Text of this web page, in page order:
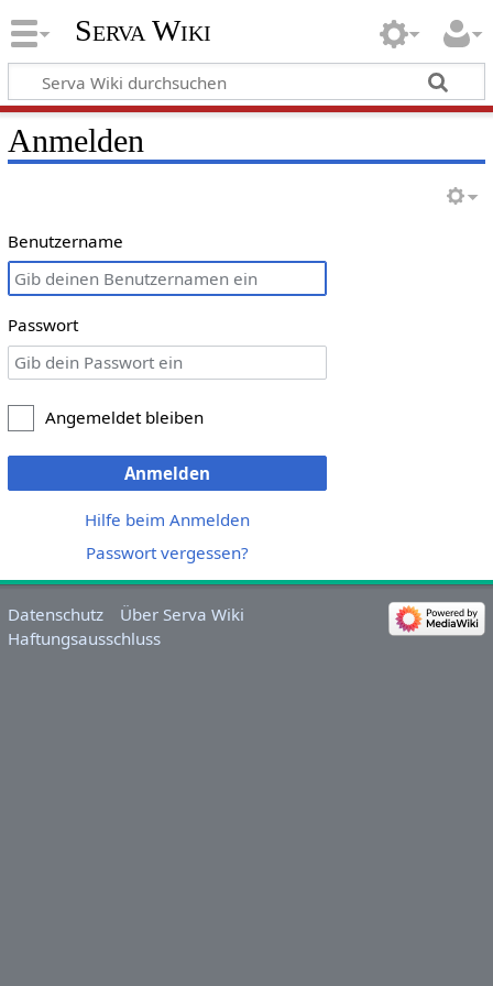
Serva Wiki
Anmelden
Benutzername
Passwort
Angemeldet bleiben
Anmelden
Hilfe beim Anmelden
Passwort vergessen?
Datenschutz
Über Serva Wiki
Haftungsausschluss